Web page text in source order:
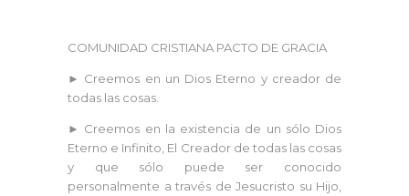
COMUNIDAD CRISTIANA PACTO DE GRACIA
► Creemos en un Dios Eterno y creador de
todas las cosas.
► Creemos en la existencia de un sólo Dios
Eterno e Infinito, El Creador de todas las cosas
y que sólo puede ser conocido
personalmente a través de Jesucristo su Hijo,